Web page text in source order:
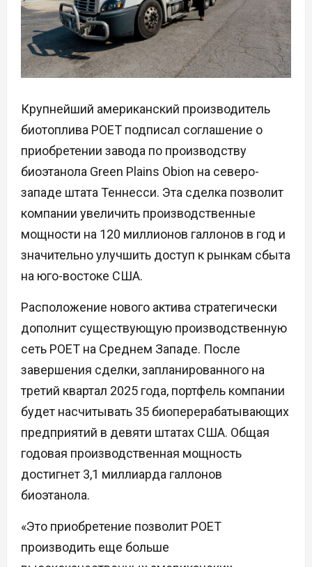
Крупнейший американский производитель
биотоплива POET подписал соглашение о
приобретении завода по производству
биоэтанола Green Plains Obion на северо-
западе штата Теннесси. Эта сделка позволит
компании увеличить производственные
мощности на 120 миллионов галлонов в год и
значительно улучшить доступ к рынкам сбыта
на юго-востоке США.
Расположение нового актива стратегически
дополнит существующую производственную
сеть POET на Среднем Западе. После
завершения сделки, запланированного на
третий квартал 2025 года, портфель компании
будет насчитывать 35 биоперерабатывающих
предприятий в девяти штатах США. Общая
годовая производственная мощность
достигнет 3,1 миллиарда галлонов
биоэтанола.
«Это приобретение позволит POET
производить еще больше